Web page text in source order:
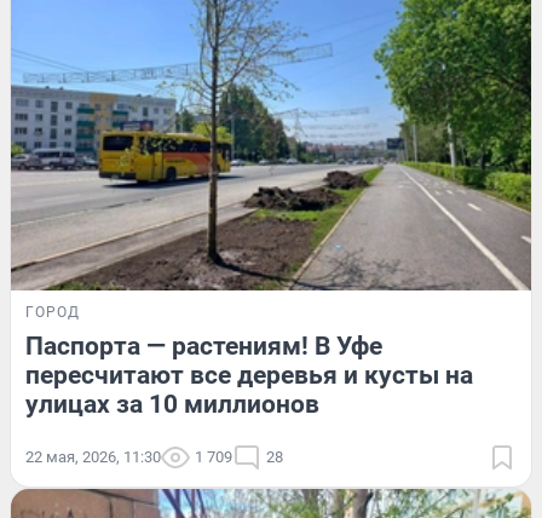
ГОРОД
Паспорта — растениям! В Уфе
пересчитают все деревья и кусты на
улицах за 10 миллионов
22 мая, 2026, 11:30 1 709 28